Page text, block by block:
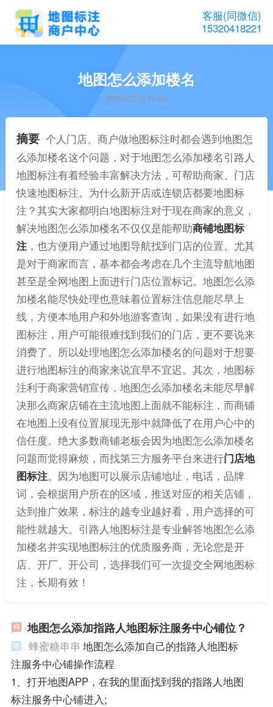
客服(同微信)
15320418221
地图怎么添加楼名
2023-03-16 10:29
摘要 个人门店、商户做地图标注时都会遇到地图怎
么添加楼名这个问题，对于地图怎么添加楼名引路人
地图标注有着经验丰富解决方法，可帮助商家、门店
快速地图标注。为什么新开店或连锁店都要地图标
注？其实大家都明白地图标注对于现在商家的意义，
解决地图怎么添加楼名不仅仅是能帮助商铺地图标
注，也方便用户通过地图导航找到门店的位置。尤其
是对于商家而言，基本都会考虑在几个主流导航地图
甚至是全网地图上面进行门店位置标记。地图怎么添
加楼名能尽快处理也意味着位置标注信息能尽早上
线，方便本地用户和外地游客查询，如果没有进行地
图标注，用户可能很难找到我们的门店，更不要说来
消费了。所以处理地图怎么添加楼名的问题对于想要
进行地图标注的商家来说宜早不宜迟。其次，地图标
注利于商家营销宣传，地图怎么添加楼名未能尽早解
决那么商家店铺在主流地图上面就不能标注，而商铺
在地图上没有位置展现无形中就降低了在用户心中的
信任度。绝大多数商铺老板会因为地图怎么添加楼名
问题而觉得麻烦，而找第三方服务平台来进行门店地
图标注。因为地图可以展示店铺地址，电话，品牌
词，会根据用户所在的区域，推送对应的相关店铺，
达到推广效果，标注的越专业越好看，用户选择的可
能性就越大。引路人地图标注是专业解答地图怎么添
加楼名并实现地图标注的优质服务商，无论您是开
店、开厂、开公司，选择我们可一次提交全网地图标
注，长期有效！
地图怎么添加指路人地图标注服务中心铺位？
蜂蜜糖串串 地图怎么添加自己的指路人地图标
注服务中心铺操作流程
1、打开地图APP，在我的里面找到我的指路人地图
标注服务中心铺进入;